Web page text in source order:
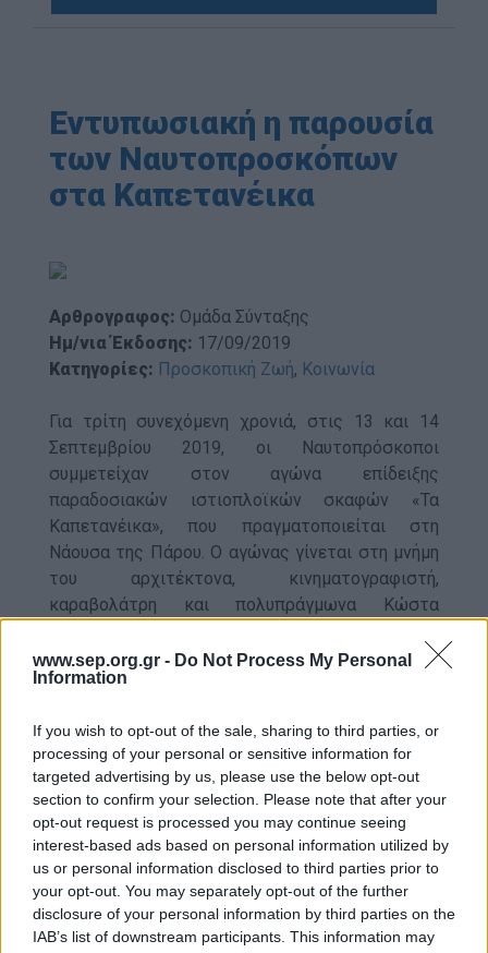
www.sep.org.gr - Do Not Process My Personal
Information
If you wish to opt-out of the sale, sharing to third parties, or
processing of your personal or sensitive information for
targeted advertising by us, please use the below opt-out
section to confirm your selection. Please note that after your
opt-out request is processed you may continue seeing
interest-based ads based on personal information utilized by
us or personal information disclosed to third parties prior to
your opt-out. You may separately opt-out of the further
disclosure of your personal information by third parties on the
IAB’s list of downstream participants. This information may
Media Center
Δελτία Τύπου
Φωτογραφικό Υλικό
Εντυπωσιακή η παρουσία
των Ναυτοπροσκόπων
στα Καπετανέικα
Αρθρογραφος: Ομάδα Σύνταξης
Ημ/νια Έκδοσης: 17/09/2019
Κατηγορίες: Προσκοπική Ζωή, Κοινωνία
Για τρίτη συνεχόμενη χρονιά, στις 13 και 14
Σεπτεμβρίου 2019, οι Ναυτοπρόσκοποι
συμμετείχαν στον αγώνα επίδειξης
παραδοσιακών ιστιοπλοϊκών σκαφών «Τα
Καπετανέικα», που πραγματοποιείται στη
Νάουσα της Πάρου. Ο αγώνας γίνεται στη μνήμη
του αρχιτέκτονα, κινηματογραφιστή,
καραβολάτρη και πολυπράγμωνα Κώστα
Στον αγώνα συμμετείχαν τέσσερις λέμβοι: από
Απηλιώτης, από τον Διόνυσο οΆγιος Νικόλαος
και από την Κηφισιά ηSIRENE ΙΙΙ. Ο αγώνας
πραγματοποιήθηκε ένα Σαββατοκύριακο με
ενισχυμένο μελτέμι, πράγμα που δεν επέτρεψε,
λόγω απαγορευτικού, σε όλα τα πληρώματα να
φτάσουν στην Πάρο. Όσοι όμως πρόλαβαν και
έφτασαν είχαν την ευκαιρία να
παρακολουθήσουν την Παρασκευή 13
Σεπτεμβρίου, μια πολύ ενδιαφέρουσα έκθεση